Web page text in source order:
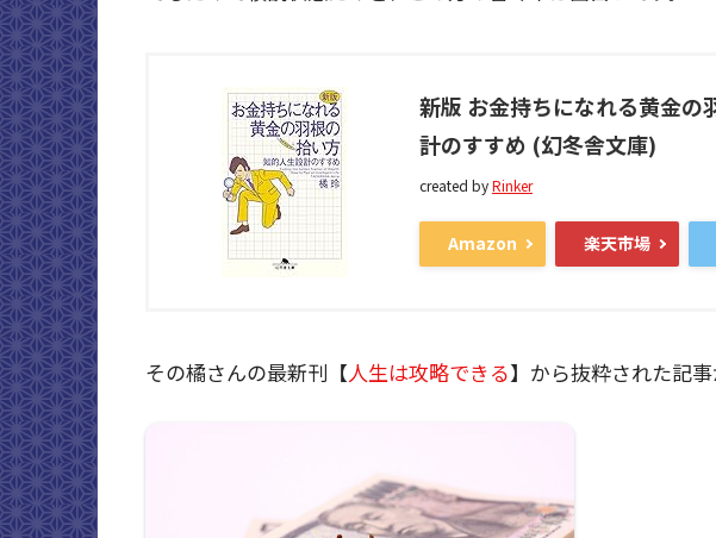
新版 お金持ちになれる黄金の
計のすすめ (幻冬舎文庫)
created byRinker
Amazon 楽天市場
その橘さんの最新刊【人生は攻略できる】から抜粋された記事